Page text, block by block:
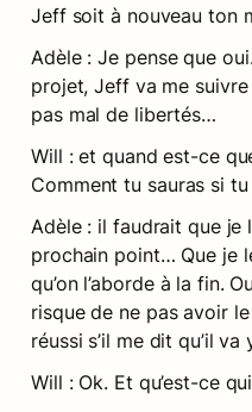
Jeff soit à nouveau ton
Adèle : Je pense que
projet, Jeff va me
pas mal de libertés…
Will : et quand est-ce
Comment tu sauras si tu
Adèle : il faudrait que je
prochain point… Que je
qu’on l’aborde à la fin.
risque de ne pas avoir
réussi s’il me dit qu’il
Will : Ok. Et qu’est-ce